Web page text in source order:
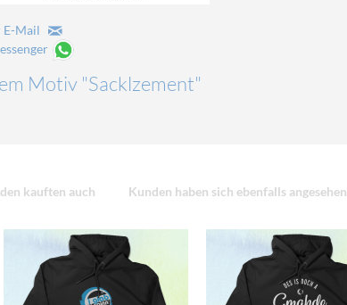
E-Mail
Motiv "Sacklzement"
kauften auch Kunden haben sich ebenfalls angesehen